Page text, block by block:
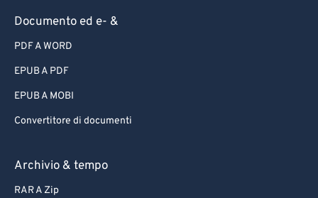
Documento ed e- &
PDF A WORD
EPUB A PDF
EPUB A MOBI
Convertitore di documenti
Archivio & tempo
RAR A Zip